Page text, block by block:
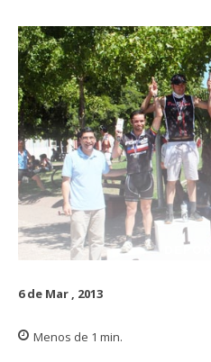
6 de Mar , 2013
Menos de 1 min.